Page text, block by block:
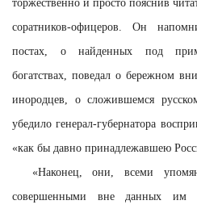
торжественно и просто пояснив
соратников-офицеров. Он
постах, о найденных под
богатствах, поведал о бережном
инородцев, о сложившемся
убедило генерал-губернатора
«как бы давно принадлежавшею
«Наконец, они, всеми
совершенными вне данных им